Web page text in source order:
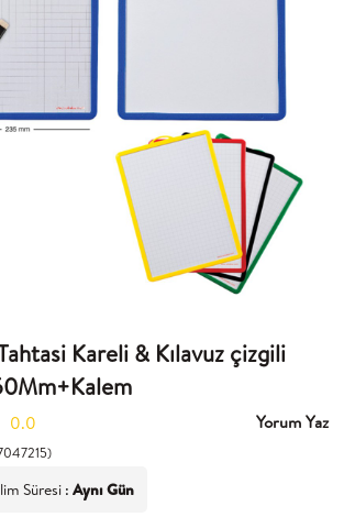
Kareli & Kılavuz çizgili
0.0 Yorum Yaz
Süresi : Aynı Gün